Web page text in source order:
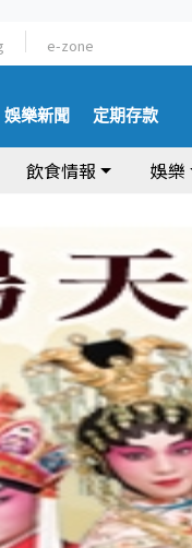
e-zone
娛樂新聞 定期存款
飲食情報 娛樂